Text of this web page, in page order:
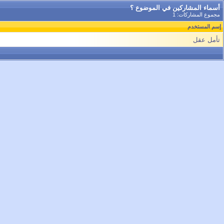
أسماء المشاركين في الموضوع ؟
مجموع المشاركات: 1
إسم المستخدم
تأمل عقل